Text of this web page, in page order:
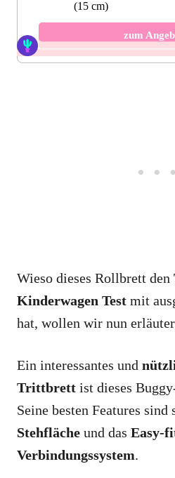
(15 cm)
zum
Wieso dieses Rollbrett den
Kinderwagen Test mit
hat, wollen wir nun
Ein interessantes und
Trittbrett ist dieses
Seine besten Features sind
Stehfläche und das Easy-
Verbindungssystem.